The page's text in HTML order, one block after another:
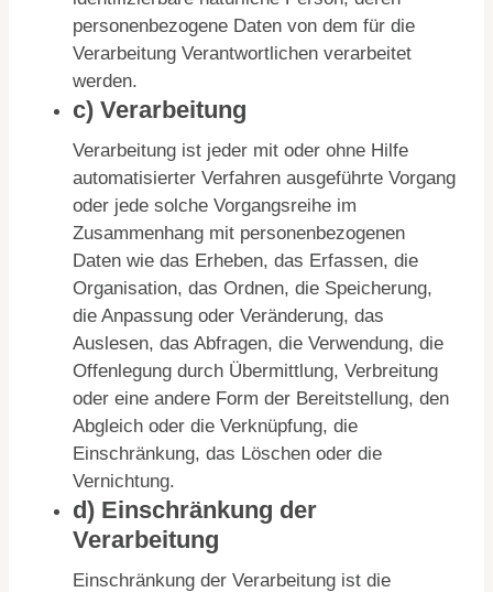
personenbezogene Daten von dem für die
Verarbeitung Verantwortlichen verarbeitet
werden.
c) Verarbeitung
Verarbeitung ist jeder mit oder ohne Hilfe
automatisierter Verfahren ausgeführte Vorgang
oder jede solche Vorgangsreihe im
Zusammenhang mit personenbezogenen
Daten wie das Erheben, das Erfassen, die
Organisation, das Ordnen, die Speicherung,
die Anpassung oder Veränderung, das
Auslesen, das Abfragen, die Verwendung, die
Offenlegung durch Übermittlung, Verbreitung
oder eine andere Form der Bereitstellung, den
Abgleich oder die Verknüpfung, die
Einschränkung, das Löschen oder die
Vernichtung.
d) Einschränkung der
Verarbeitung
Einschränkung der Verarbeitung ist die